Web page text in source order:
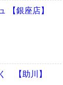
【銀座店】
【助川】